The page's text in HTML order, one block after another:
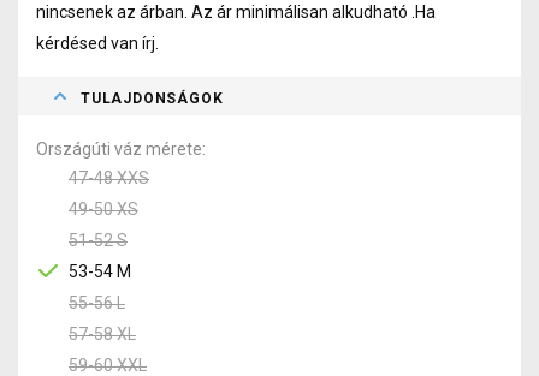
nincsenek az árban. Az ár minimálisan alkudható .Ha
kérdésed van írj.
TULAJDONSÁGOK
Országúti váz mérete
47-48 XXS
49-50 XS
51-52 S
53-54 M
55-56 L
57-58 XL
59-60 XXL